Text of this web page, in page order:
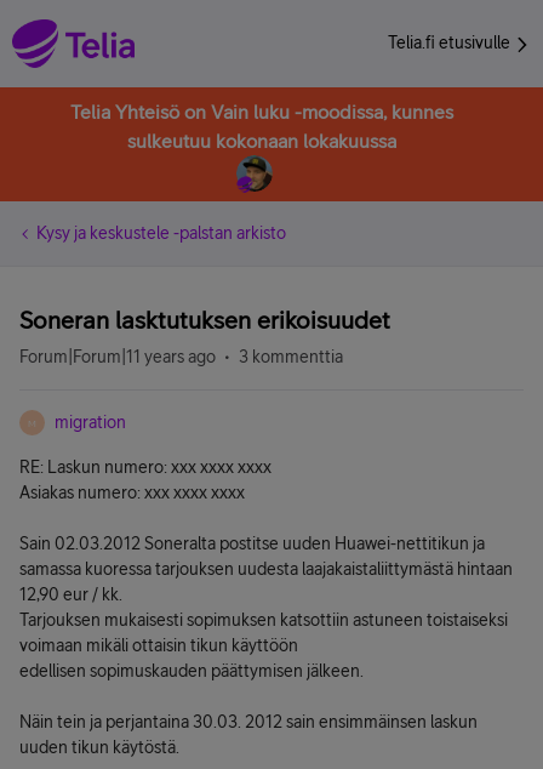
Telia.fi etusivulle
Telia Yhteisö on Vain luku -moodissa, kunnes
sulkeutuu kokonaan lokakuussa
Kysy ja keskustele -palstan arkisto
Soneran lasktutuksen erikoisuudet
Forum|Forum|11 years ago 3 kommenttia
M migration
RE: Laskun numero: xxx xxxx xxxx
Asiakas numero: xxx xxxx xxxx
Sain 02.03.2012 Soneralta postitse uuden Huawei-nettitikun ja
samassa kuoressa tarjouksen uudesta laajakaistaliittymästä hintaan
12,90 eur / kk.
Tarjouksen mukaisesti sopimuksen katsottiin astuneen toistaiseksi
voimaan mikäli ottaisin tikun käyttöön
edellisen sopimuskauden päättymisen jälkeen.
Näin tein ja perjantaina 30.03. 2012 sain ensimmäinsen laskun
uuden tikun käytöstä.